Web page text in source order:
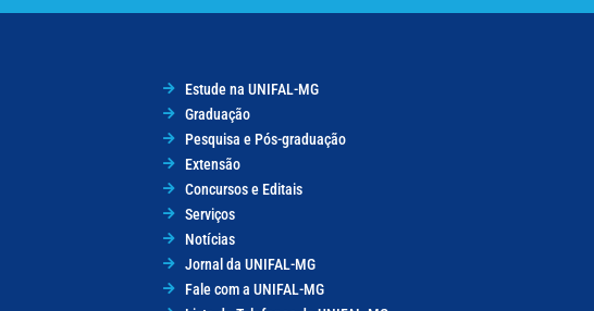
Estude na UNIFAL-MG
Graduação
Pesquisa e Pós-graduação
Extensão
Concursos e Editais
Serviços
Notícias
Jornal da UNIFAL-MG
Fale com a UNIFAL-MG